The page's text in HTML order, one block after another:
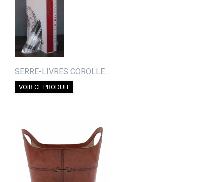
SERRE-LIVRES COROLLE...
VOIR CE PRODUIT